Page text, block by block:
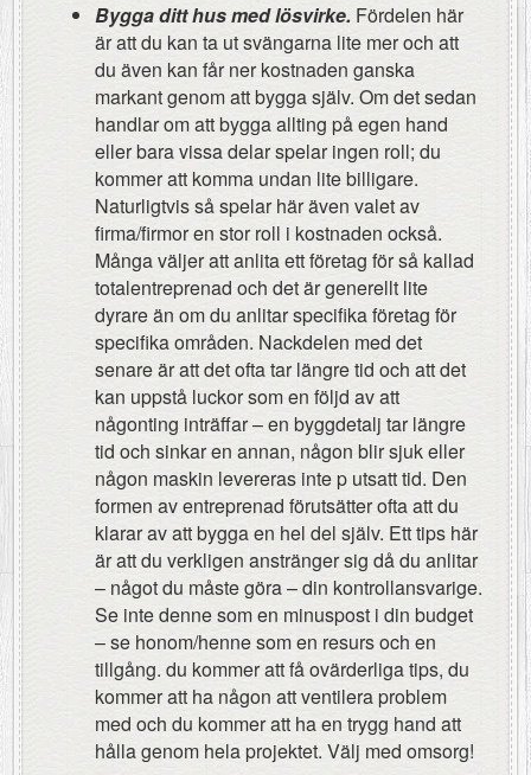
Bygga ditt hus med lösvirke. Fördelen här
är att du kan ta ut svängarna lite mer och att
du även kan får ner kostnaden ganska
markant genom att bygga själv. Om det sedan
handlar om att bygga allting på egen hand
eller bara vissa delar spelar ingen roll; du
kommer att komma undan lite billigare.
Naturligtvis så spelar här även valet av
firma/firmor en stor roll i kostnaden också.
Många väljer att anlita ett företag för så kallad
totalentreprenad och det är generellt lite
dyrare än om du anlitar specifika företag för
specifika områden. Nackdelen med det
senare är att det ofta tar längre tid och att det
kan uppstå luckor som en följd av att
någonting inträffar – en byggdetalj tar längre
tid och sinkar en annan, någon blir sjuk eller
någon maskin levereras inte p utsatt tid. Den
formen av entreprenad förutsätter ofta att du
klarar av att bygga en hel del själv. Ett tips här
är att du verkligen anstränger sig då du anlitar
– något du måste göra – din kontrollansvarige.
Se inte denne som en minuspost i din budget
– se honom/henne som en resurs och en
tillgång. du kommer att få ovärderliga tips, du
kommer att ha någon att ventilera problem
med och du kommer att ha en trygg hand att
hålla genom hela projektet. Välj med omsorg!